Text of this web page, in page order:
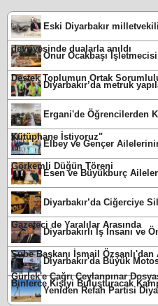
Eski Diyarbakır
devriyesinde dualarla anıldı
Onur Ocakbaşı
Destek Toplumun Ortak
Diyarbakır’da metruk
Ergani'de Öğrencilerden
Kütüphane İstiyoruz"
Elbey ve Gençer
Görkemli Düğün Töreni
Esen ve Büyükburç
Diyarbakır’da Ciğerciye
Gazeteci de Yaralılar Arasında
Diyarbakırlı İş İnsanı ve
Şube Başkanı İsmail Özşanlı'dan
Gürlek'e Çağrı Ceylanpınar
Diyarbakır'da Büyük
Binlerce Kişiyi Buluşturacak
Yeniden Refah Partisi